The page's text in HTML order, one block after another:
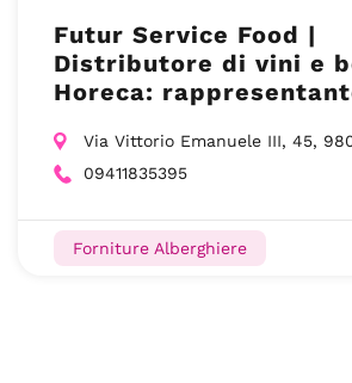
Futur Service Food |
Distributore di vini e
Horeca:
Via Vittorio Emanuele III, 45,
09411835395
Forniture Alberghiere